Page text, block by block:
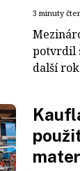
3 minuty
potvrdil
další